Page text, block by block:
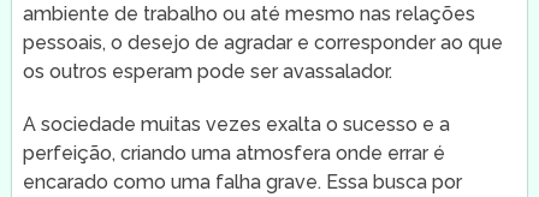
ambiente de trabalho ou até mesmo nas relações
pessoais, o desejo de agradar e corresponder ao que
os outros esperam pode ser avassalador.
A sociedade muitas vezes exalta o sucesso e a
perfeição, criando uma atmosfera onde errar é
encarado como uma falha grave. Essa busca por